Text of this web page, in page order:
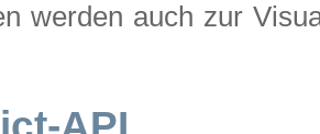
werden auch zur